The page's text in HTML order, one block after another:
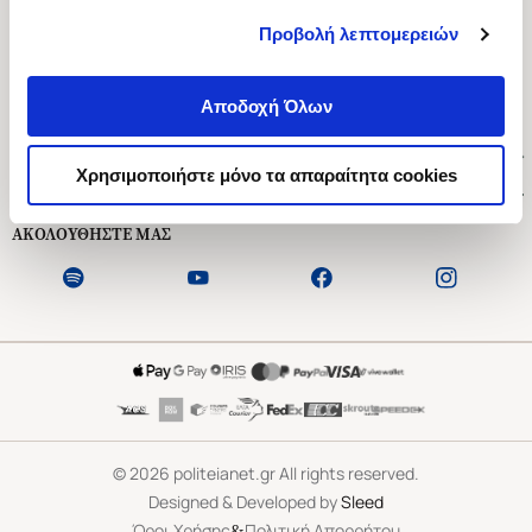
Προβολή λεπτομερειών
Αποδοχή Όλων
Χρησιμοποιήστε μόνο τα απαραίτητα cookies
Ασκληπιού 1-3, Αθήνα 106 79
Δευτέρα - Παρασκευή 09:00-21:00
Εξυπηρέτηση Πελατών
ΑΚΟΛΟΥΘΗΣΤΕ ΜΑΣ
©2026 politeianet.gr All rights reserved.
Designed & Developed bySleed